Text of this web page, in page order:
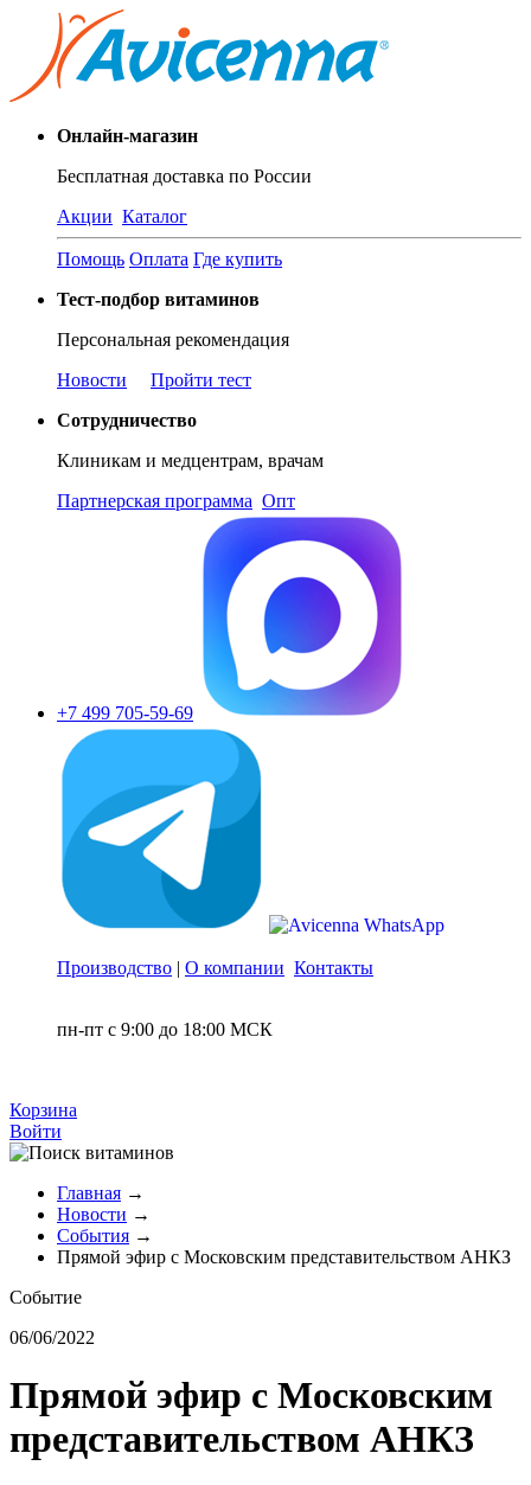
Онлайн-магазин
Бесплатная доставка по России
Акции Каталог
Помощь Оплата Где купить
Тест-подбор витаминов
Персональная рекомендация
Новости
Пройти тест
Сотрудничество
Клиникам и медцентрам, врачам
Партнерская программа Опт
+7 499 705-59-69
Производство | О компании Контакты
пн-пт с 9:00 до 18:00 МСК
Корзина
Войти
Главная →
Новости →
События →
Прямой эфир с Московским представительством АНКЗ
Событие
06/06/2022
Прямой эфир с Московским
представительством АНКЗ